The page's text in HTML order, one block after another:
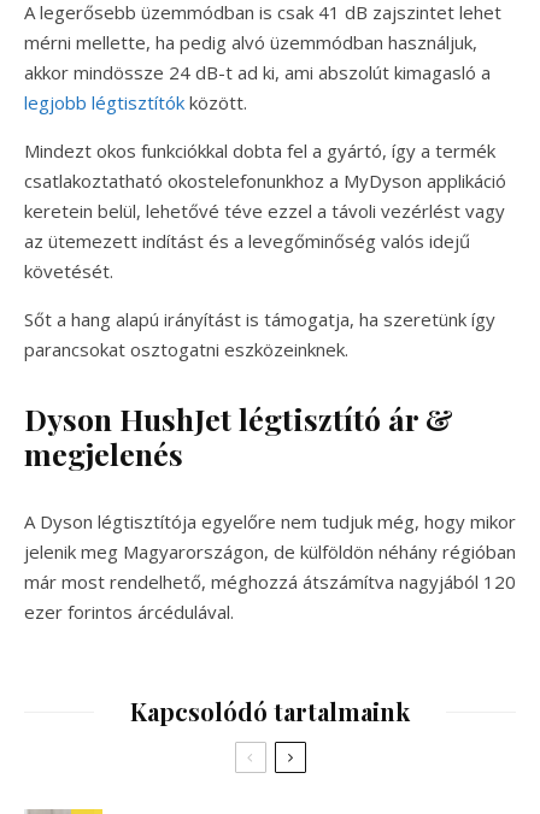
A legerősebb üzemmódban is csak 41 dB zajszintet lehet
mérni mellette, ha pedig alvó üzemmódban használjuk,
akkor mindössze 24 dB-t ad ki, ami abszolút kimagasló a
legjobb légtisztítók között.
Mindezt okos funkciókkal dobta fel a gyártó, így a termék
csatlakoztatható okostelefonunkhoz a MyDyson applikáció
keretein belül, lehetővé téve ezzel a távoli vezérlést vagy
az ütemezett indítást és a levegőminőség valós idejű
követését.
Sőt a hang alapú irányítást is támogatja, ha szeretünk így
parancsokat osztogatni eszközeinknek.
Dyson HushJet légtisztító ár &
megjelenés
A Dyson légtisztítója egyelőre nem tudjuk még, hogy mikor
jelenik meg Magyarországon, de külföldön néhány régióban
már most rendelhető, méghozzá átszámítva nagyjából 120
ezer forintos árcédulával.
Kapcsolódó tartalmaink